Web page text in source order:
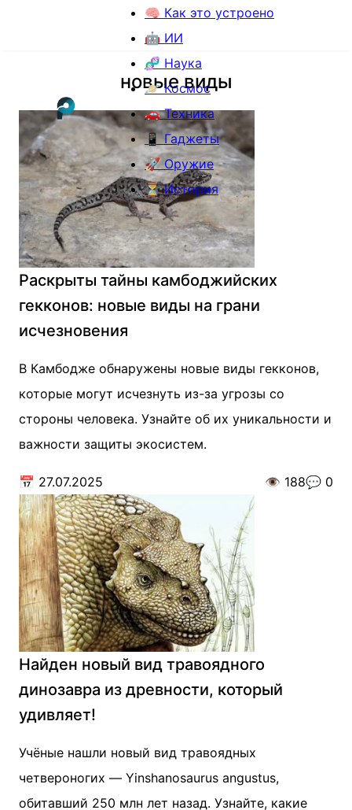
🧠 Как это устроено
🤖 ИИ
🧬 Наука
🪐 Космос
🚗 Техника
📱 Гаджеты
🚀 Оружие
⏳ История
новые виды
Раскрыты тайны камбоджийских
гекконов: новые виды на грани
исчезновения
В Камбодже обнаружены новые виды гекконов,
которые могут исчезнуть из-за угрозы со
стороны человека. Узнайте об их уникальности и
важности защиты экосистем.
📅 27.07.2025 👁️ 188💬 0
Найден новый вид травоядного
динозавра из древности, который
удивляет!
Учёные нашли новый вид травоядных
четвероногих — Yinshanosaurus angustus,
обитавший 250 млн лет назад. Узнайте, какие